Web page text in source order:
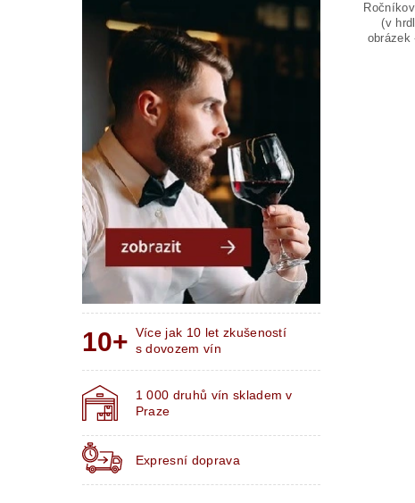
Více jak 10 let zkušeností
s dovozem vín
1 000 druhů vín skladem v
Praze
Expresní doprava
(v
obrázek